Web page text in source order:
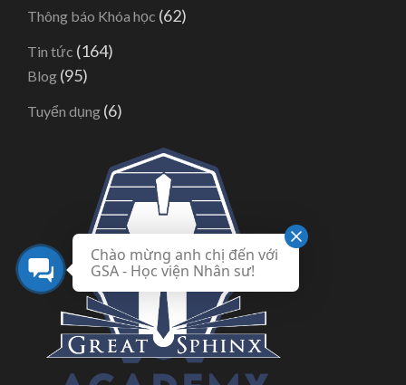
Thông báo Khóa học (62)
Tin tức (164)
Blog (95)
Tuyển dụng (6)
Chào mừng anh chị đến với
GSA - Học viện Nhân sư!